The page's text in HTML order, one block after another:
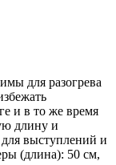
для разогрева
и в то же время
длину и
для выступлений и
(длина): 50 см,